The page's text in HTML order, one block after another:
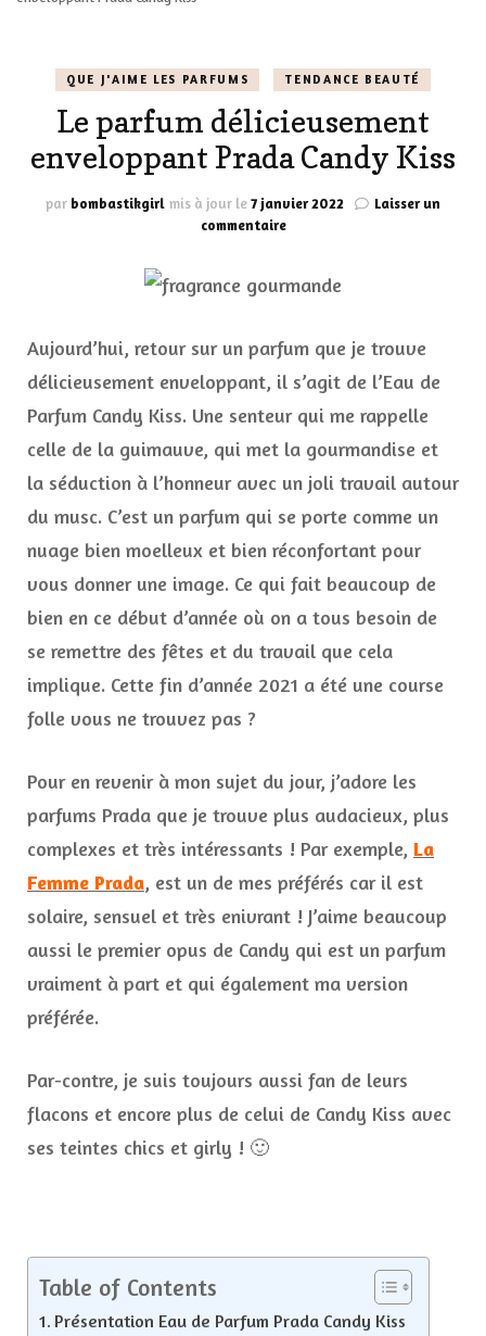
QUE J'AIME LES PARFUMS TENDANCE BEAUTÉ
Le parfum délicieusement
enveloppant Prada Candy Kiss
par bombastikgirl mis à jour le7 janvier 2022
Laisser un
commentairesur
délicieusement
Candy
Kiss
Aujourd’hui, retour sur un parfum que je trouve
délicieusement enveloppant, il s’agit de l’Eau de
Parfum Candy Kiss. Une senteur qui me rappelle
celle de la guimauve, qui met la gourmandise et
la séduction à l’honneur avec un joli travail autour
du musc. C’est un parfum qui se porte comme un
nuage bien moelleux et bien réconfortant pour
vous donner une image. Ce qui fait beaucoup de
bien en ce début d’année où on a tous besoin de
se remettre des fêtes et du travail que cela
implique. Cette fin d’année 2021 a été une course
folle vous ne trouvez pas ?
Pour en revenir à mon sujet du jour, j’adore les
parfums Prada que je trouve plus audacieux, plus
complexes et très intéressants ! Par exemple, La
Femme Prada, est un de mes préférés car il est
solaire, sensuel et très enivrant ! J’aime beaucoup
aussi le premier opus de Candy qui est un parfum
vraiment à part et qui également ma version
préférée.
Par-contre, je suis toujours aussi fan de leurs
flacons et encore plus de celui de Candy Kiss avec
ses teintes chics et girly ! 🙂
Table of Contents
Présentation Eau de Parfum Prada Candy Kiss